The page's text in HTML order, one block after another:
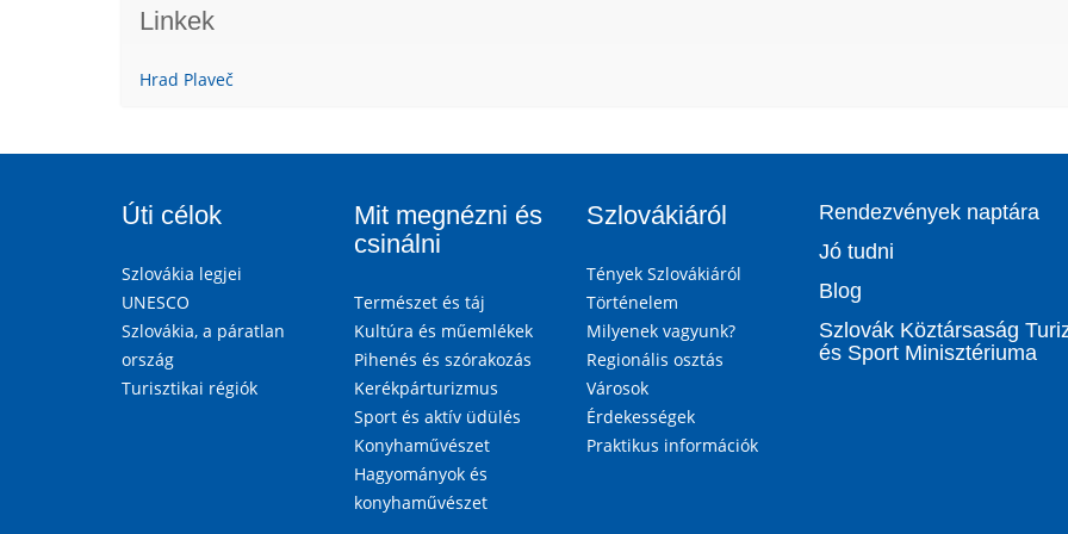
Linkek
Hrad Plaveč
Úti célok
Szlovákia legjei
UNESCO
Szlovákia, a páratlan
ország
Turisztikai régiók
Mit megnézni és
csinálni
Természet és táj
Kultúra és műemlékek
Pihenés és szórakozás
Kerékpárturizmus
Sport és aktív üdülés
Konyhaművészet
Hagyományok és
konyhaművészet
Szlovákiáról
Tények Szlovákiáról
Történelem
Milyenek vagyunk?
Regionális osztás
Városok
Érdekességek
Praktikus információk
Rendezvények naptára
Jó tudni
Blog
Szlovák Köztársaság
és Sport Minisztériuma